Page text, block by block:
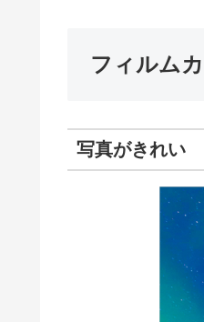
フィルム
写真がきれい